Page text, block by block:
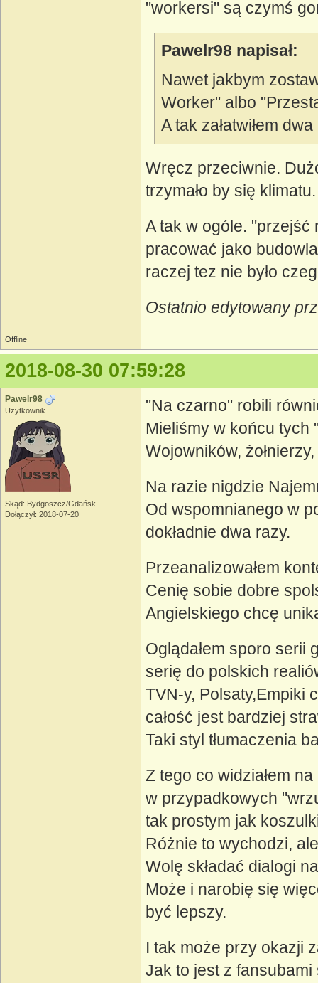
"workersi" są czymś
Pawelr98 napisał:
Nawet jakbym
Worker" albo
A tak załatwiłem
Wręcz przeciwnie.
trzymało by się klimatu.
A tak w ogóle.
pracować jako
raczej tez nie było
Ostatnio edytowany
Offline
2018-08-30 07:59:28
Pawelr98
Użytkownik
Skąd: Bydgoszcz/Gdańsk
Dołączył: 2018-07-20
"Na czarno" robili
Mieliśmy w końcu tych
Wojowników,
Na razie nigdzie
Od wspomnianego w
dokładnie dwa razy.
Przeanalizowałem
Cenię sobie dobre
Angielskiego chcę
Oglądałem sporo serii
serię do polskich
TVN-y, Polsaty,Empiki
całość jest bardziej
Taki styl tłumaczenia
Z tego co widziałem
w przypadkowych
tak prostym jak
Różnie to wychodzi,
Wolę składać dialogi
Może i narobię się
być lepszy.
I tak może przy okazji
Jak to jest z